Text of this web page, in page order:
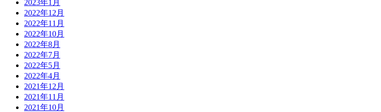
2023年1月
2022年12月
2022年11月
2022年10月
2022年8月
2022年7月
2022年5月
2022年4月
2021年12月
2021年11月
2021年10月